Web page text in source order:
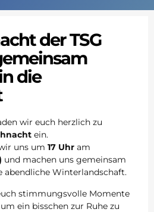
der TSG
die
wir euch herzlich zu
ein.
uns um 17 Uhr am
und machen uns gemeinsam
abendliche Winterlandschaft.
stimmungsvolle Momente
ein bisschen zur Ruhe zu